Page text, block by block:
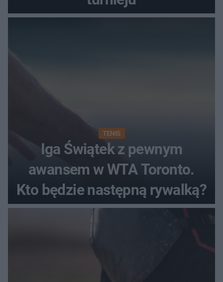
TENIS
Iga Świątek z pewnym
awansem w WTA Toronto.
Kto będzie następną rywalką?